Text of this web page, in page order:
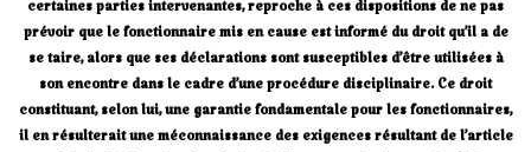
certaines parties intervenantes, reproche à ces dispositions de ne pas
prévoir que le fonctionnaire mis en cause est informé du droit qu’il a de
se taire, alors que ses déclarations sont susceptibles d’être utilisées à
son encontre dans le cadre d’une procédure disciplinaire. Ce droit
constituant, selon lui, une garantie fondamentale pour les fonctionnaires,
il en résulterait une méconnaissance des exigences résultant de l’article